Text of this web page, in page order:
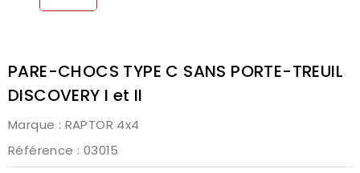
PARE-CHOCS TYPE C SANS PORTE-TREUIL
DISCOVERY I et II
Marque : RAPTOR 4x4
Référence : 03015